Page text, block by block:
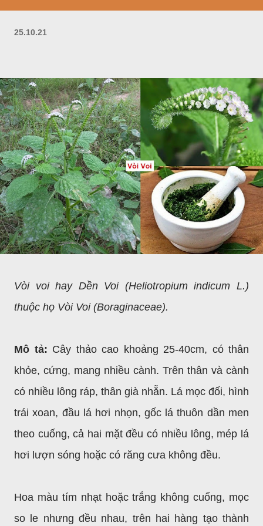
25.10.21
Vòi voi hay Dền Voi (Heliotropium indicum L.)
thuộc họ Vòi Voi (Boraginaceae).
Mô tả: Cây thảo cao khoảng 25-40cm, có thân
khỏe, cứng, mang nhiều cành. Trên thân và cành
có nhiều lông ráp, thân già nhẵn. Lá mọc đối, hình
trái xoan, đầu lá hơi nhọn, gốc lá thuôn dần men
theo cuống, cả hai mặt đều có nhiều lông, mép lá
hơi lượn sóng hoặc có răng cưa không đều.
Hoa màu tím nhạt hoặc trắng không cuống, mọc
so le nhưng đều nhau, trên hai hàng tạo thành